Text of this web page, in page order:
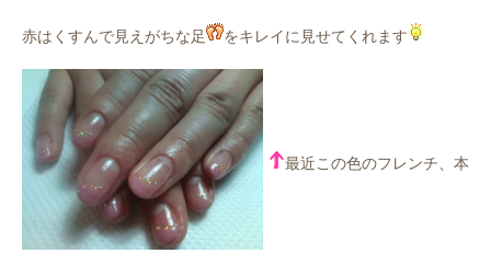
赤はくすんで見えがちな足 をキレイに見せてくれます
最近この色のフレンチ、本